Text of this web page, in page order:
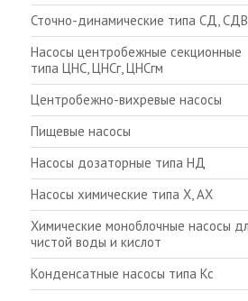
Сточно-динамические типа СД, СДВ
Насосы центробежные секционные
типа ЦНС, ЦНСг, ЦНСгм
Центробежно-вихревые насосы
Пищевые насосы
Насосы дозаторные типа НД
Насосы химические типа Х, АХ
Химические моноблочные насосы для
чистой воды и кислот
Конденсатные насосы типа Кс